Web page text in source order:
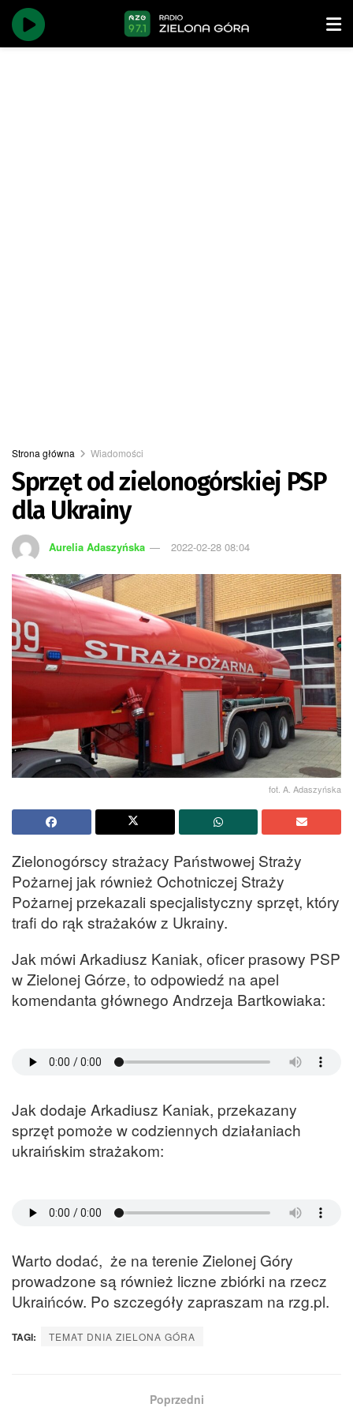
Strona główna Wiadomości
Sprzęt od zielonogórskiej PSP
dla Ukrainy
Aurelia Adaszyńska 2022-02-28 08:04
fot. A. Adaszyńska
Zielonogórscy strażacy Państwowej Straży
Pożarnej jak również Ochotniczej Straży
Pożarnej przekazali specjalistyczny sprzęt, który
trafi do rąk strażaków z Ukrainy.
Jak mówi Arkadiusz Kaniak, oficer prasowy PSP
w Zielonej Górze, to odpowiedź na apel
komendanta głównego Andrzeja Bartkowiaka:
Jak dodaje Arkadiusz Kaniak, przekazany
sprzęt pomoże w codziennych działaniach
ukraińskim strażakom:
Warto dodać, że na terenie Zielonej Góry
prowadzone są również liczne zbiórki na rzecz
Ukraińców. Po szczegóły zapraszam na rzg.pl.
TAGI: TEMAT DNIA ZIELONA GÓRA
Poprzedni